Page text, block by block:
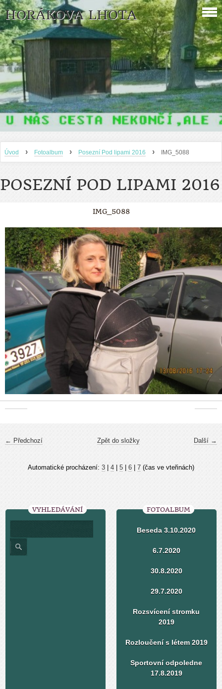
HORÁKOVA LHOTA
Úvod › Fotoalbum › Posezní Pod lipami 2016 › IMG_5088
POSEZNÍ POD LIPAMI 2016
IMG_5088
← Předchozí Další →
Zpět do složky
Automatické procházení: 3 4 5 6 7 (čas ve vteřinách)
VYHLEDÁVÁNÍ FOTOALBUM
Beseda 3.10.2020
6.7.2020
30.8.2020
29.7.2020
Rozsvícení stromku
2019
Rozloučení s létem 2019
Sportovní odpoledne
17.8.2019